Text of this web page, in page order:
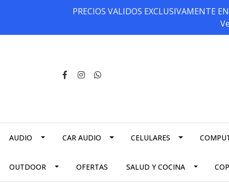
PRECIOS VALIDOS EXCLUSIVAMENTE
AUDIO CAR AUDIO CELULARES
OUTDOOR OFERTAS SALUD Y COCINA